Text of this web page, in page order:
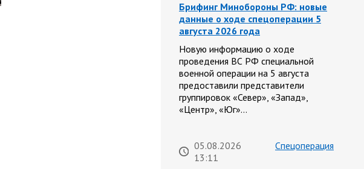
Брифинг Минобороны РФ: новые
данные о ходе спецоперации 5
августа 2026 года
Новую информацию о ходе
проведения ВС РФ специальной
военной операции на 5 августа
предоставили представители
группировок «Север», «Запад»,
«Центр», «Юг»…
05.08.2026
13:11
Спецоперация